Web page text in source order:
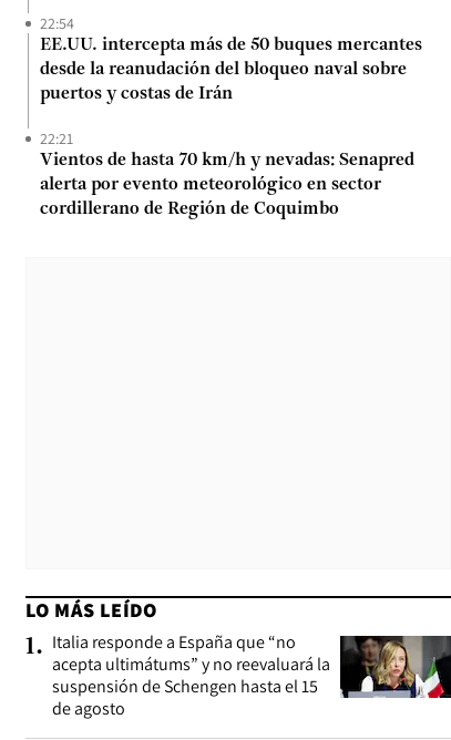
22:54
EE.UU. intercepta más de 50 buques mercantes
desde la reanudación del bloqueo naval sobre
puertos y costas de Irán
22:21
Vientos de hasta 70 km/h y nevadas: Senapred
alerta por evento meteorológico en sector
cordillerano de Región de Coquimbo
LO MÁS LEÍDO
1. Italia responde a España que “no
acepta ultimátums” y no reevaluará la
suspensión de Schengen hasta el 15
de agosto